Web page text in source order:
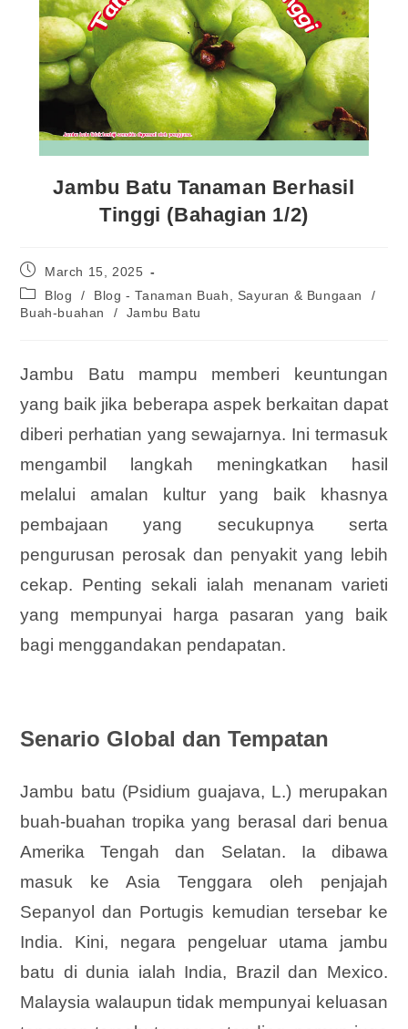
Jambu Batu Tanaman Berhasil
Tinggi (Bahagian 1/2)
March 15, 2025
Blog
/ Blog - Tanaman Buah, Sayuran & Bungaan
/
Buah-buahan
/ Jambu Batu
Jambu Batu mampu memberi keuntungan
yang baik jika beberapa aspek berkaitan dapat
diberi perhatian yang sewajarnya. Ini termasuk
mengambil langkah meningkatkan hasil
melalui amalan kultur yang baik khasnya
pembajaan yang secukupnya serta
pengurusan perosak dan penyakit yang lebih
cekap. Penting sekali ialah menanam varieti
yang mempunyai harga pasaran yang baik
bagi menggandakan pendapatan.
Senario Global dan Tempatan
Jambu batu (Psidium guajava, L.) merupakan
buah-buahan tropika yang berasal dari benua
Amerika Tengah dan Selatan. Ia dibawa
masuk ke Asia Tenggara oleh penjajah
Sepanyol dan Portugis kemudian tersebar ke
India. Kini, negara pengeluar utama jambu
batu di dunia ialah India, Brazil dan Mexico.
Malaysia walaupun tidak mempunyai keluasan